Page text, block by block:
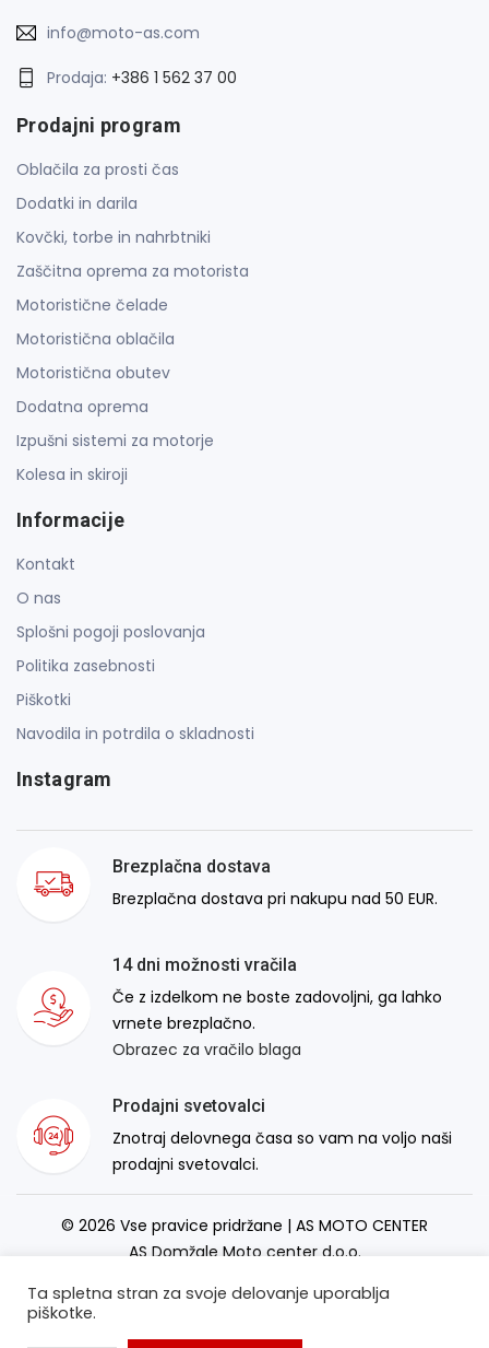
info@moto-as.com
Prodaja: +386 1 562 37 00
Prodajni program
Oblačila za prosti čas
Dodatki in darila
Kovčki, torbe in nahrbtniki
Zaščitna oprema za motorista
Motoristične čelade
Motoristična oblačila
Motoristična obutev
Dodatna oprema
Izpušni sistemi za motorje
Kolesa in skiroji
Informacije
Kontakt
O nas
Splošni pogoji poslovanja
Politika zasebnosti
Piškotki
Navodila in potrdila o skladnosti
Instagram
Brezplačna dostava
Brezplačna dostava pri nakupu nad 50 EUR.
14 dni možnosti vračila
Če z izdelkom ne boste zadovoljni, ga lahko
vrnete brezplačno.
Obrazec za vračilo blaga
Prodajni svetovalci
Znotraj delovnega časa so vam na voljo naši
prodajni svetovalci.
© 2026 Vse pravice pridržane | AS MOTO CENTER
AS Domžale Moto center d.o.o.
Ta spletna stran za svoje delovanje uporablja
piškotke.